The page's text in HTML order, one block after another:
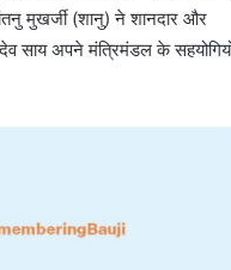
मुखर्जी (शानु) ने शानदार और
साय अपने मंत्रिमंडल के